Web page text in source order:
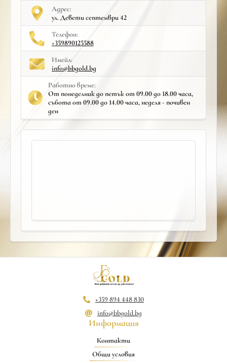
Адрес:
ул. Девети септември 42
Телефон:
+359890125588
Имейл:
info@bbgold.bg
Работно време:
От понеделник до петък от 09.00 до 18.00 часа,
събота от 09.00 до 14.00 часа, неделя - почивен
ден
+359 894 448 830
info@bbgold.bg
Информация
Контакти
Общи условия